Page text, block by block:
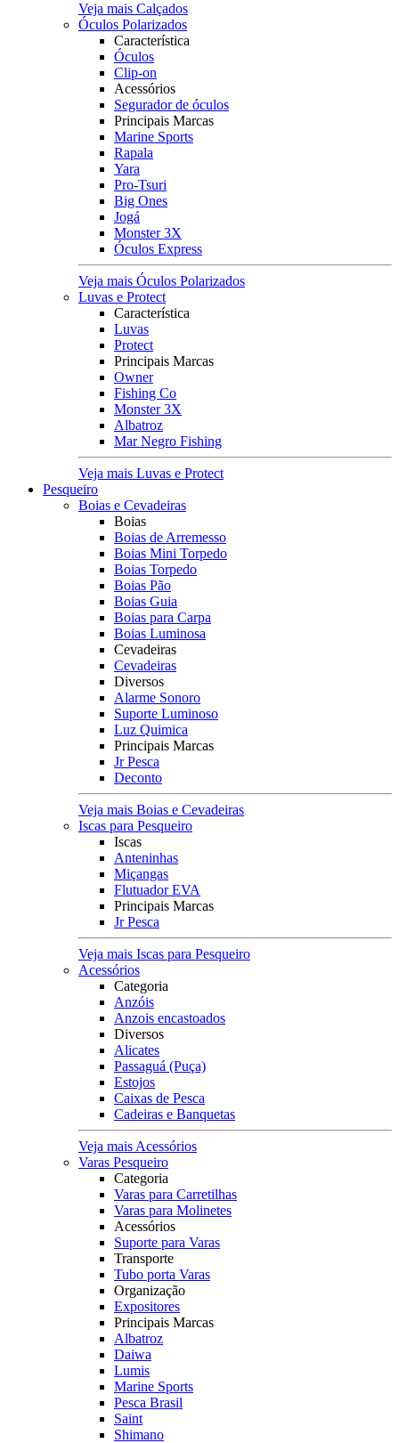
Veja mais Calçados
Óculos Polarizados
Característica
Óculos
Clip-on
Acessórios
Segurador de óculos
Principais Marcas
Marine Sports
Rapala
Yara
Pro-Tsuri
Big Ones
Jogá
Monster 3X
Óculos Express
Veja mais Óculos Polarizados
Luvas e Protect
Característica
Luvas
Protect
Principais Marcas
Owner
Fishing Co
Monster 3X
Albatroz
Mar Negro Fishing
Veja mais Luvas e Protect
Pesqueiro
Boias e Cevadeiras
Boias
Boias de Arremesso
Boias Mini Torpedo
Boias Torpedo
Boias Pão
Boias Guia
Boias para Carpa
Boias Luminosa
Cevadeiras
Cevadeiras
Diversos
Alarme Sonoro
Suporte Luminoso
Luz Quimica
Principais Marcas
Jr Pesca
Deconto
Veja mais Boias e Cevadeiras
Iscas para Pesqueiro
Iscas
Anteninhas
Miçangas
Flutuador EVA
Principais Marcas
Jr Pesca
Veja mais Iscas para Pesqueiro
Acessórios
Categoria
Anzóis
Anzois encastoados
Diversos
Alicates
Passaguá (Puça)
Estojos
Caixas de Pesca
Cadeiras e Banquetas
Veja mais Acessórios
Varas Pesqueiro
Categoria
Varas para Carretilhas
Varas para Molinetes
Acessórios
Suporte para Varas
Transporte
Tubo porta Varas
Organização
Expositores
Principais Marcas
Albatroz
Daiwa
Lumis
Marine Sports
Pesca Brasil
Saint
Shimano